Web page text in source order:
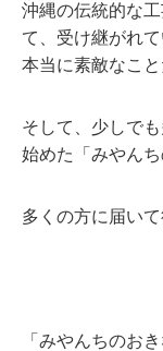
沖縄の伝統的な
て、受け継がれて
本当に素敵なこと
そして、少しで
始めた「みやんち
多くの方に届いて
「みやんちのおき